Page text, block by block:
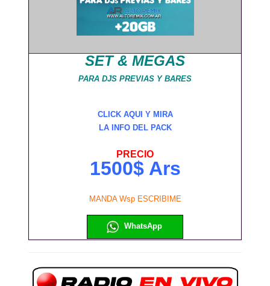
SET & MEGAS
PARA DJS PREVIAS Y BARES
CLICK AQUI Y MIRA
LA INFO DEL PACK
PRECIO
1500$ Ars
MANDA Wsp ESCRIBIME
WhatsApp